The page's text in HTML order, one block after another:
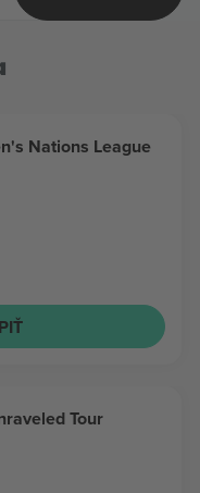
Nations League
Tour